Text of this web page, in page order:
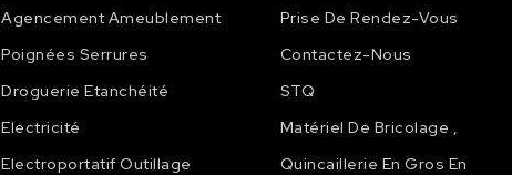
Agencement Ameublement
Poignées Serrures
Droguerie Etanchéité
Electricité
Electroportatif Outillage
Prise De Rendez-Vous
Contactez-Nous
STQ
Matériel De Bricolage ,
Quincaillerie En Gros En